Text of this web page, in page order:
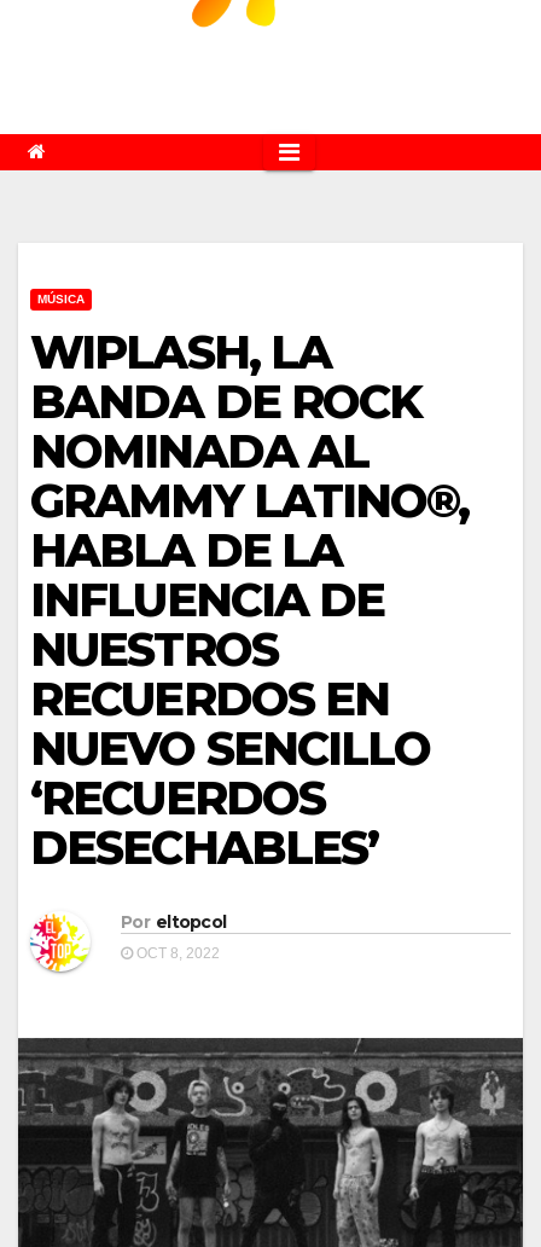
MÚSICA
WIPLASH, LA
BANDA DE ROCK
NOMINADA AL
GRAMMY LATINO®,
HABLA DE LA
INFLUENCIA DE
NUESTROS
RECUERDOS EN
NUEVO SENCILLO
‘RECUERDOS
DESECHABLES’
Por eltopcol
OCT 8, 2022